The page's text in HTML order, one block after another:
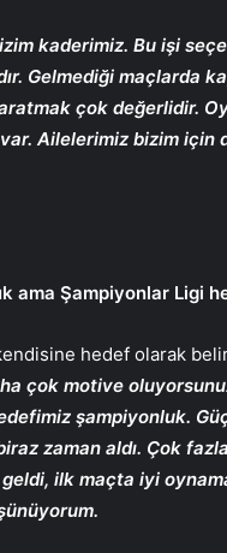
kaderimiz. Bu işi
Gelmediği maçlarda
çok değerlidir.
Ailelerimiz bizim için
ama Şampiyonlar Ligi
hedef olarak
çok motive
şampiyonluk.
zaman aldı. Çok
ilk maçta iyi